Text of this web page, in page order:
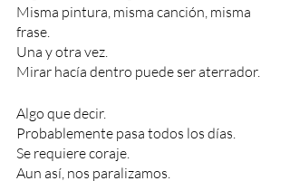
Misma pintura, misma canción, misma
frase.
Una y otra vez.
Mirar hacía dentro puede ser aterrador.
Algo que decir.
Probablemente pasa todos los días.
Se requiere coraje.
Aun así, nos paralizamos.